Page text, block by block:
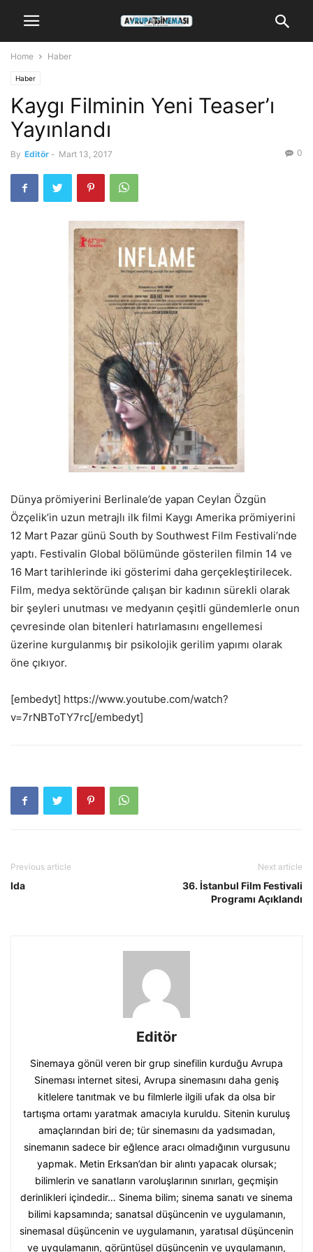
Home Haber
Haber
Kaygı Filminin Yeni Teaser’ı
Yayınlandı
By Editör - Mart 13, 2017 0
Dünya prömiyerini Berlinale’de yapan Ceylan Özgün
Özçelik’in uzun metrajlı ilk filmi Kaygı Amerika prömiyerini
12 Mart Pazar günü South by Southwest Film Festivali’nde
yaptı. Festivalin Global bölümünde gösterilen filmin 14 ve
16 Mart tarihlerinde iki gösterimi daha gerçekleştirilecek.
Film, medya sektöründe çalışan bir kadının sürekli olarak
bir şeyleri unutması ve medyanın çeşitli gündemlerle onun
çevresinde olan bitenleri hatırlamasını engellemesi
üzerine kurgulanmış bir psikolojik gerilim yapımı olarak
öne çıkıyor.
[embedyt] https://www.youtube.com/watch?
v=7rNBToTY7rc[/embedyt]
Previous article
Ida
Next article
36. İstanbul Film Festivali
Programı Açıklandı
Editör
Sinemaya gönül veren bir grup sinefilin kurduğu Avrupa
Sineması internet sitesi, Avrupa sinemasını daha geniş
kitlelere tanıtmak ve bu filmlerle ilgili ufak da olsa bir
tartışma ortamı yaratmak amacıyla kuruldu. Sitenin kuruluş
amaçlarından biri de; tür sinemasını da yadsımadan,
sinemanın sadece bir eğlence aracı olmadığının vurgusunu
yapmak. Metin Erksan’dan bir alıntı yapacak olursak;
bilimlerin ve sanatların varoluşlarının sınırları, geçmişin
derinlikleri içindedir… Sinema bilim; sinema sanatı ve sinema
bilimi kapsamında; sanatsal düşüncenin ve uygulamanın,
sinemasal düşüncenin ve uygulamanın, yaratısal düşüncenin
ve uygulamanın, görüntüsel düşüncenin ve uygulamanın,